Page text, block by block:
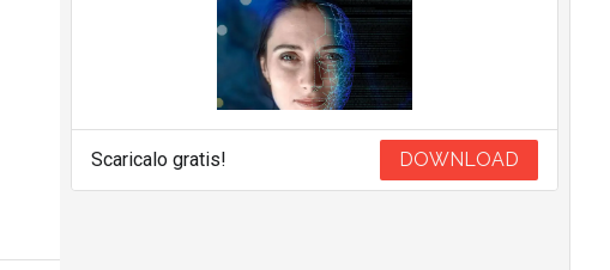
Scaricalo gratis! DOWNLOAD